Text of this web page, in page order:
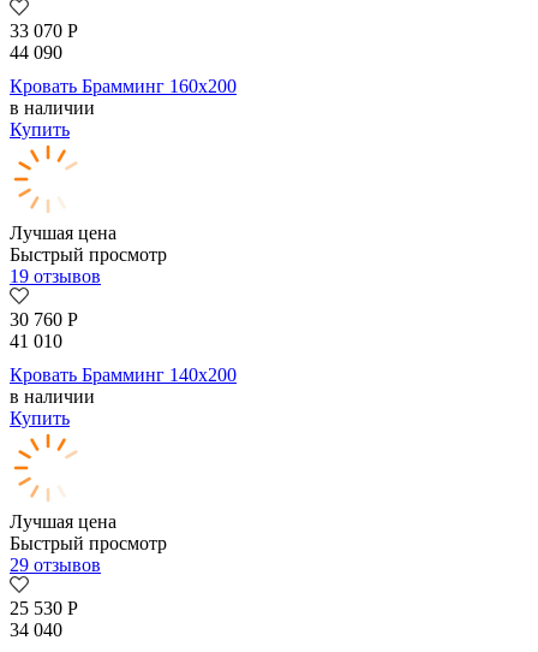
33 070 Р
44 090
Кровать Брамминг 160х200
в наличии
Купить
Лучшая цена
Быстрый просмотр
19 отзывов
30 760 Р
41 010
Кровать Брамминг 140х200
в наличии
Купить
Лучшая цена
Быстрый просмотр
29 отзывов
25 530 Р
34 040